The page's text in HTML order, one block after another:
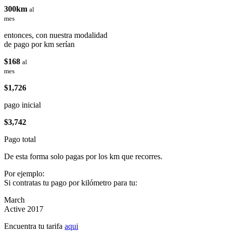
300km al
mes
entonces, con nuestra modalidad
de pago por km serían
$168 al
mes
$1,726
pago inicial
$3,742
Pago total
De esta forma solo pagas por los km que recorres.
Por ejemplo:
Si contratas tu pago por kilómetro para tu:
March
Active 2017
Encuentra tu tarifa aqui